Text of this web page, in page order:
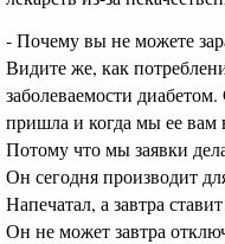
- Почему вы не можете
Видите же, как
заболеваемости
пришла и когда мы ее вам
Потому что мы заявки
Он сегодня производит
Напечатал, а завтра
Он не может завтра